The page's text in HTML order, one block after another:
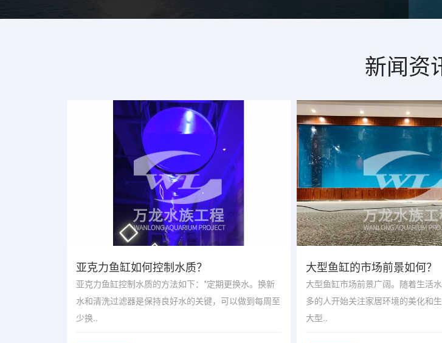
接、安装等技术能力均处于行业前端地位，公司所承揽项目的各项技术制作指标都新闻资
大型鱼缸的市场前景如何？
大型鱼缸市场前景广阔。随着生活水平的提高，越来越
多的人开始关注家居环境的美化和生活质量的提升，而
大型..
万龙教大家如何挑选【亚克